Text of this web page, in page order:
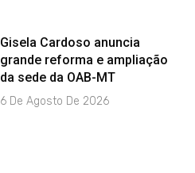
Gisela Cardoso anuncia
grande reforma e ampliação
da sede da OAB-MT
6 De Agosto De 2026